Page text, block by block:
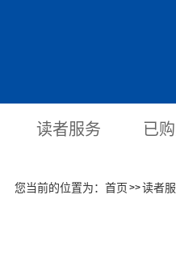
读者服务 已
您当前的位置为： 首页 >>读者